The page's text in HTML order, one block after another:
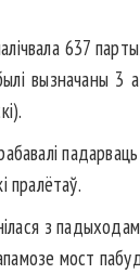
637
вызначаны
пралётаў.
з
мост